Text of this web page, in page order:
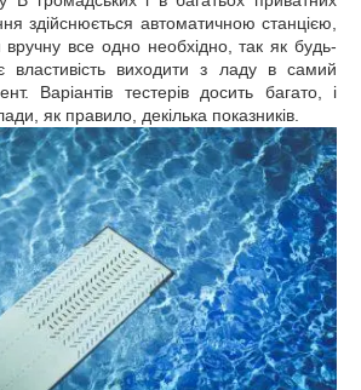
здійснюється автоматичною станцією,
все одно необхідно, так як будь-
властивість виходити з ладу в самий
Варіантів тестерів досить багато, і
як правило, декілька показників.